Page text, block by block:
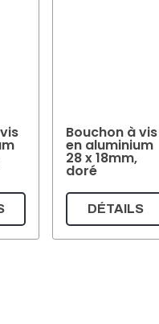
Bouchon à vis
en aluminium
28 x 18mm,
doré
DÉTAILS